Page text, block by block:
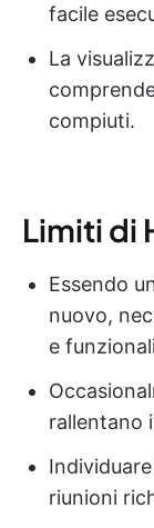
facile
La
compiuti.
Limiti di
Essendo
nuovo,
e
rallentano
riunioni